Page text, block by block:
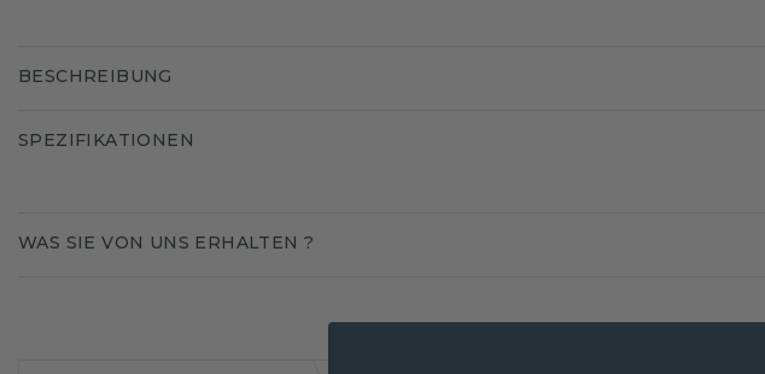
BESCHREIBUNG
SPEZIFIKATIONEN
WAS SIE VON UNS ERHALTEN ?